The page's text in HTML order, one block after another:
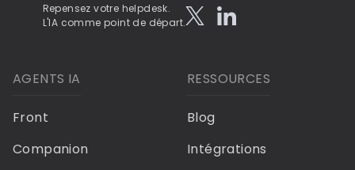
Repensez votre helpdesk.
L'IA comme point de départ.
AGENTS IA
Front
Companion
RESSOURCES
Blog
Intégrations